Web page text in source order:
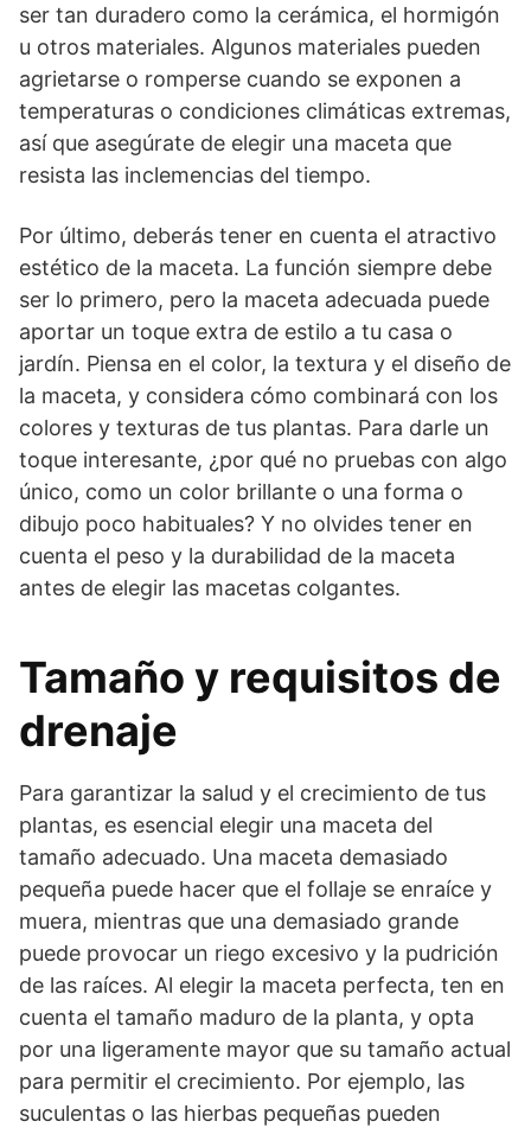
ser tan duradero como la cerámica, el hormigón
u otros materiales. Algunos materiales pueden
agrietarse o romperse cuando se exponen a
temperaturas o condiciones climáticas extremas,
así que asegúrate de elegir una maceta que
resista las inclemencias del tiempo.
Por último, deberás tener en cuenta el atractivo
estético de la maceta. La función siempre debe
ser lo primero, pero la maceta adecuada puede
aportar un toque extra de estilo a tu casa o
jardín. Piensa en el color, la textura y el diseño de
la maceta, y considera cómo combinará con los
colores y texturas de tus plantas. Para darle un
toque interesante, ¿por qué no pruebas con algo
único, como un color brillante o una forma o
dibujo poco habituales? Y no olvides tener en
cuenta el peso y la durabilidad de la maceta
antes de elegir las macetas colgantes.
Tamaño y requisitos de
drenaje
Para garantizar la salud y el crecimiento de tus
plantas, es esencial elegir una maceta del
tamaño adecuado. Una maceta demasiado
pequeña puede hacer que el follaje se enraíce y
muera, mientras que una demasiado grande
puede provocar un riego excesivo y la pudrición
de las raíces. Al elegir la maceta perfecta, ten en
cuenta el tamaño maduro de la planta, y opta
por una ligeramente mayor que su tamaño actual
para permitir el crecimiento. Por ejemplo, las
suculentas o las hierbas pequeñas pueden